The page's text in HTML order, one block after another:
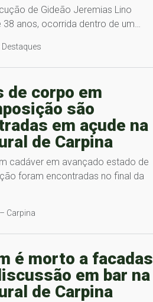
de Gideão Jeremias Lino
38 anos, ocorrida dentro de um…
de corpo em
são
em açude na
de Carpina
cadáver em avançado estado de
foram encontradas no final da
Carpina
é morto a facadas
em bar na
de Carpina